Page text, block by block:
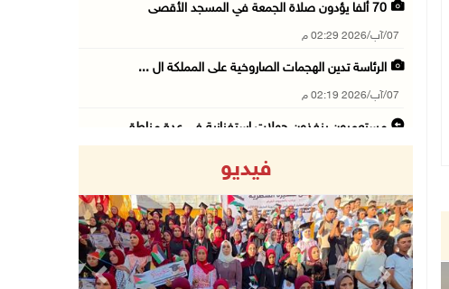
70 ألفا يؤدون صلاة الجمعة في المسجد الأقصى
07/آب/2026 02:29 م
الرئاسة تدين الهجمات الصاروخية على المملكة ال ...
07/آب/2026 02:19 م
مستعمرون ينفذون جولات استفزازية في عدة مناطق ...
07/آب/2026 01:41 م
مستعمرون يهاجمون صهريجا للمياه في خلايل اللوز ...
07/آب/2026 01:38 م
فيديو
Previous Next